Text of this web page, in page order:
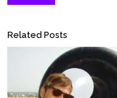
Related Posts